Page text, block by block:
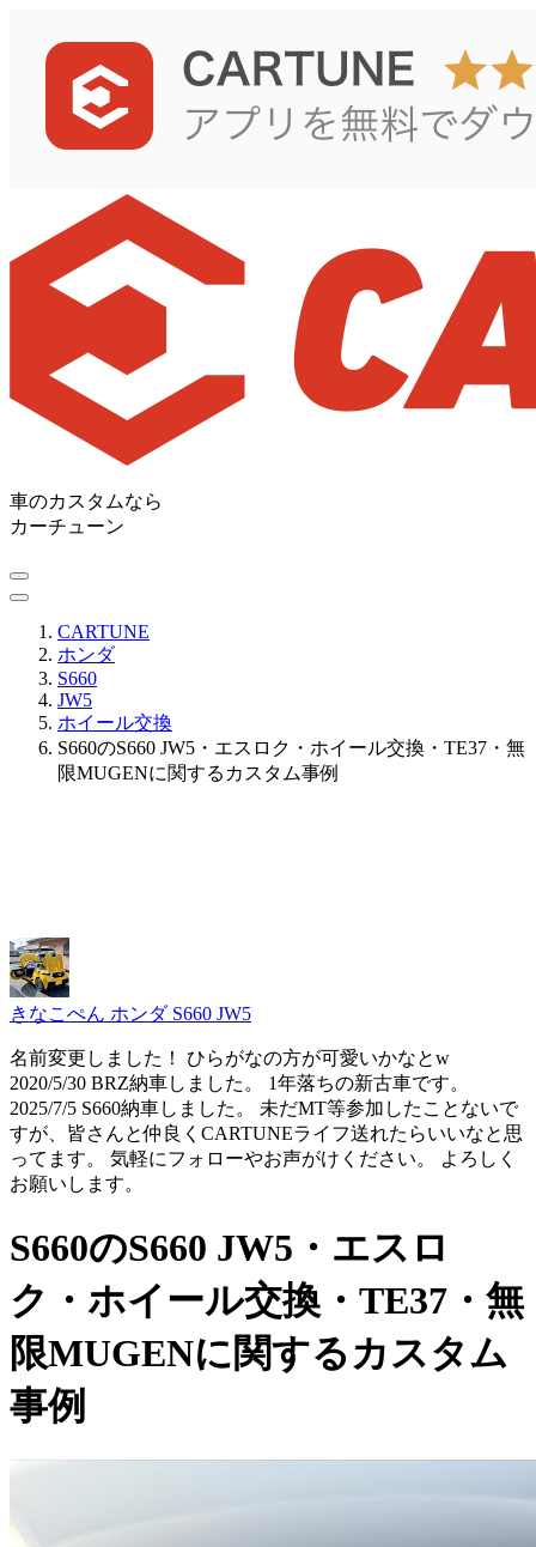
車のカスタムなら
カーチューン
CARTUNE
ホンダ
S660
JW5
ホイール交換
S660のS660 JW5・エスロク・ホイール交換・TE37・無
限MUGENに関するカスタム事例
きなこぺん ホンダ S660 JW5
名前変更しました！ ひらがなの方が可愛いかなとw
2020/5/30 BRZ納車しました。 1年落ちの新古車です。
2025/7/5 S660納車しました。 未だMT等参加したことないで
すが、皆さんと仲良くCARTUNEライフ送れたらいいなと思
ってます。 気軽にフォローやお声がけください。 よろしく
お願いします。
S660のS660 JW5・エスロ
ク・ホイール交換・TE37・無
限MUGENに関するカスタム
事例